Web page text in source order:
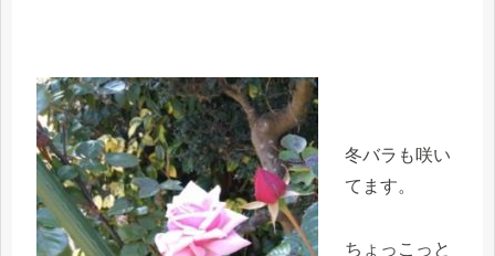
冬バラも咲い
てます。
ちょっこっと